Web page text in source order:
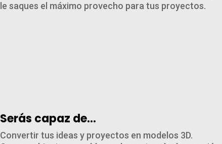
le saques el máximo provecho para tus proyectos.
Serás capaz de…
Convertir tus ideas y proyectos en modelos 3D.